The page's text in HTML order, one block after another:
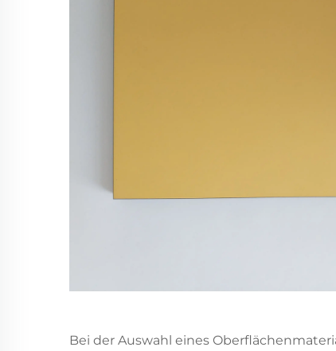
Bei der Auswahl eines